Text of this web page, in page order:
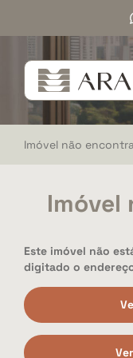
HOME
A
Imóvel não
Imóvel
Este imóvel não
digitado o